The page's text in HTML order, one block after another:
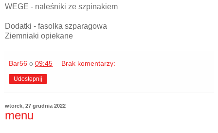
WEGE - naleśniki ze szpinakiem
Dodatki - fasolka szparagowa
Ziemniaki opiekane
Bar56 o 09:45 Brak komentarzy:
Udostępnij
wtorek, 27 grudnia 2022
menu